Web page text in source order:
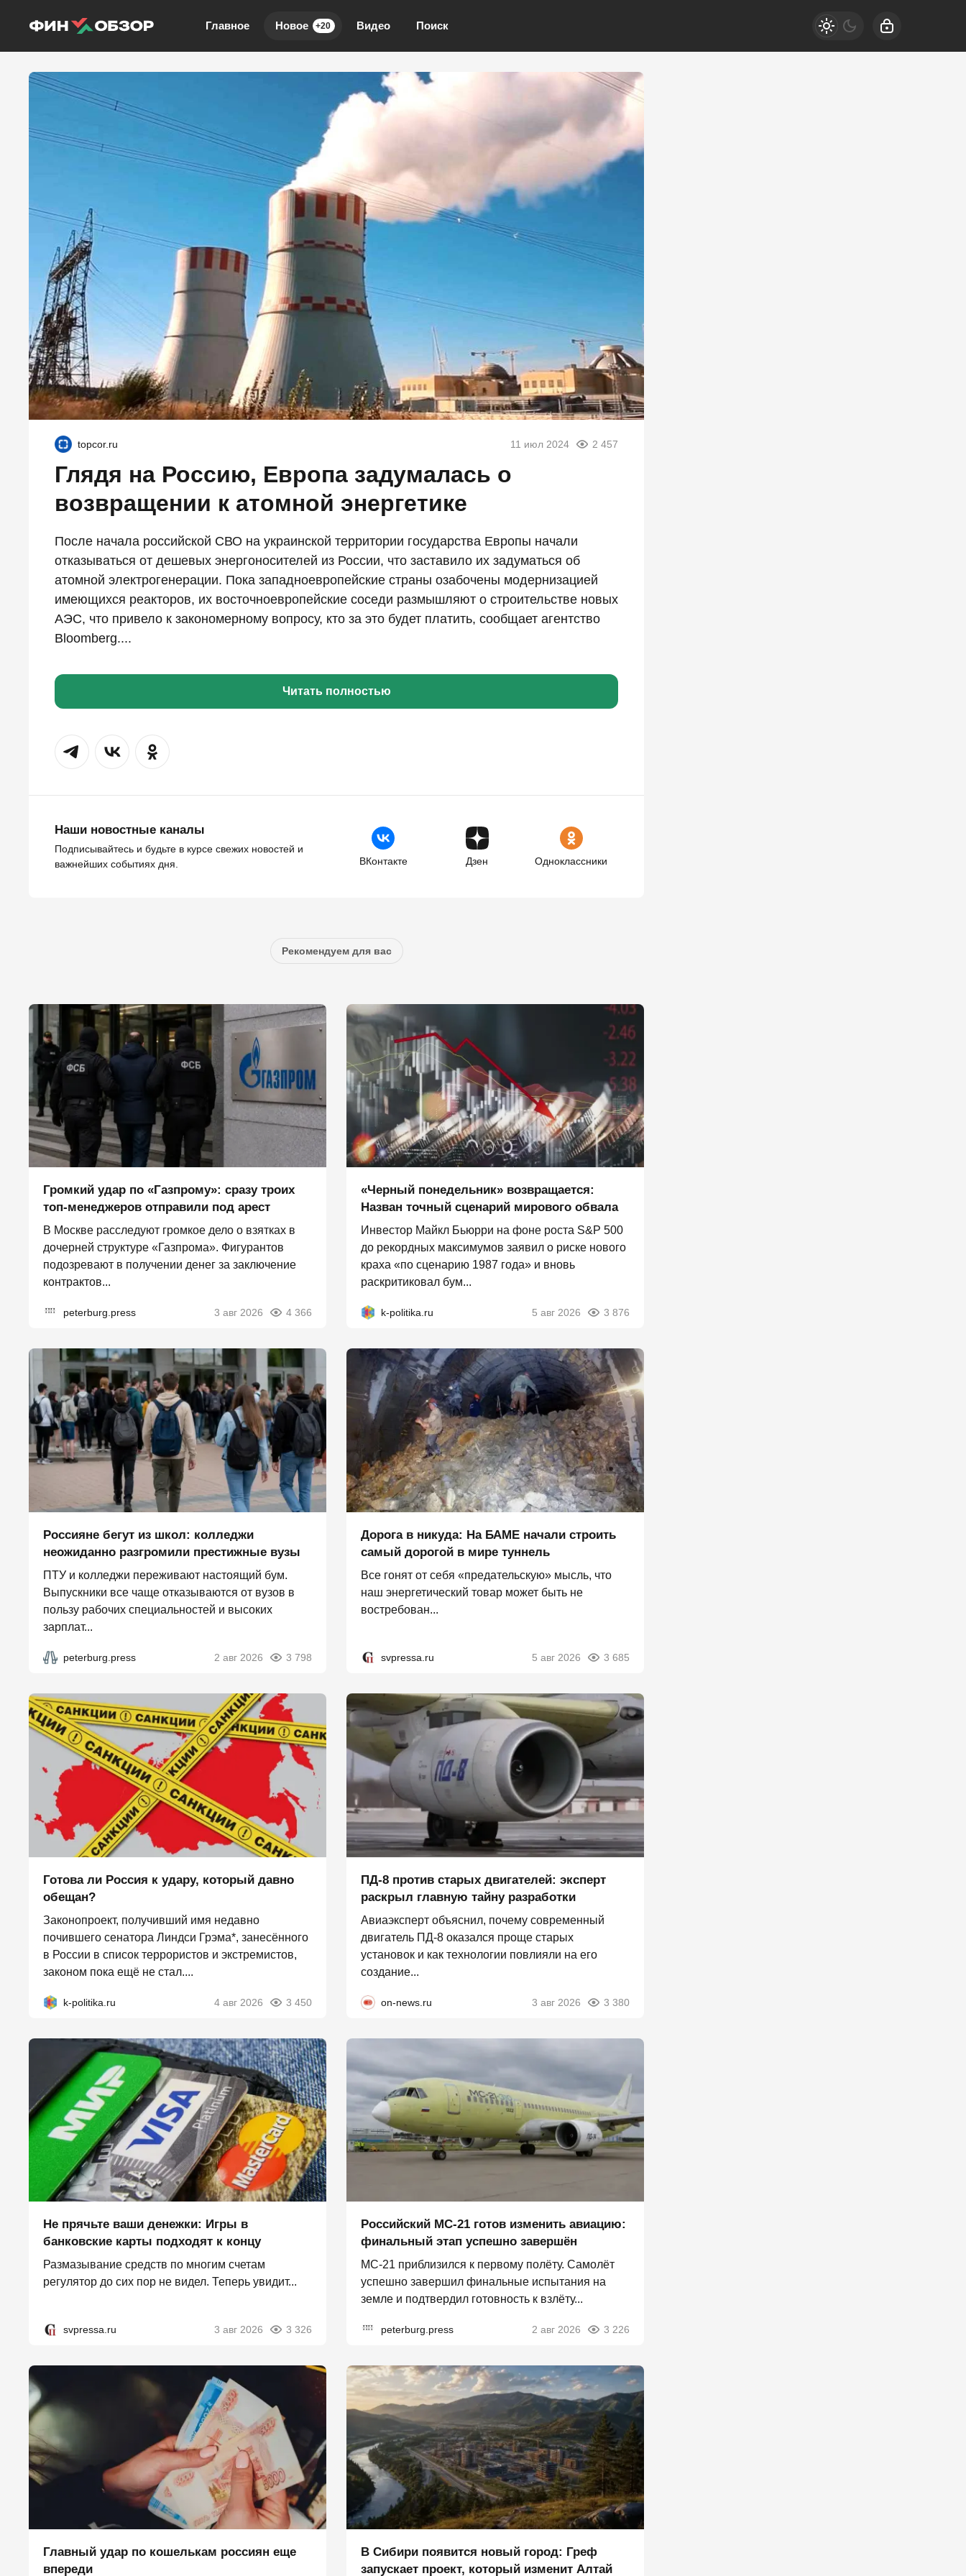
Главное Новое +20 Видео Поиск
topcor.ru 11 июл 2024 2 457
Глядя на Россию, Европа задумалась о
возвращении к атомной энергетике
После начала российской СВО на украинской территории государства Европы начали
отказываться от дешевых энергоносителей из России, что заставило их задуматься об
атомной электрогенерации. Пока западноевропейские страны озабочены модернизацией
имеющихся реакторов, их восточноевропейские соседи размышляют о строительстве новых
АЭС, что привело к закономерному вопросу, кто за это будет платить, сообщает агентство
Bloomberg....
Читать полностью
Наши новостные каналы
Подписывайтесь и будьте в курсе свежих новостей и
важнейших событиях дня.
ВКонтакте Дзен Одноклассники
Рекомендуем для вас
Громкий удар по «Газпрому»: сразу троих
топ-менеджеров отправили под арест
В Москве расследуют громкое дело о взятках в
дочерней структуре «Газпрома». Фигурантов
подозревают в получении денег за заключение
контрактов...
peterburg.press 3 авг 2026 4 366
«Черный понедельник» возвращается:
Назван точный сценарий мирового обвала
Инвестор Майкл Бьюрри на фоне роста S&P 500
до рекордных максимумов заявил о риске нового
краха «по сценарию 1987 года» и вновь
раскритиковал бум...
k-politika.ru 5 авг 2026 3 876
Россияне бегут из школ: колледжи
неожиданно разгромили престижные вузы
ПТУ и колледжи переживают настоящий бум.
Выпускники все чаще отказываются от вузов в
пользу рабочих специальностей и высоких
зарплат...
peterburg.press 2 авг 2026 3 798
Дорога в никуда: На БАМЕ начали строить
самый дорогой в мире туннель
Все гонят от себя «предательскую» мысль, что
наш энергетический товар может быть не
востребован...
svpressa.ru 5 авг 2026 3 685
Готова ли Россия к удару, который давно
обещан?
Законопроект, получивший имя недавно
почившего сенатора Линдси Грэма*, занесённого
в России в список террористов и экстремистов,
законом пока ещё не стал....
k-politika.ru 4 авг 2026 3 450
ПД-8 против старых двигателей: эксперт
раскрыл главную тайну разработки
Авиаэксперт объяснил, почему современный
двигатель ПД-8 оказался проще старых
установок и как технологии повлияли на его
создание...
on-news.ru 3 авг 2026 3 380
Не прячьте ваши денежки: Игры в
банковские карты подходят к концу
Размазывание средств по многим счетам
регулятор до сих пор не видел. Теперь увидит...
svpressa.ru 3 авг 2026 3 326
Российский МС-21 готов изменить авиацию:
финальный этап успешно завершён
МС-21 приблизился к первому полёту. Самолёт
успешно завершил финальные испытания на
земле и подтвердил готовность к взлёту...
peterburg.press 2 авг 2026 3 226
Главный удар по кошелькам россиян еще
впереди
В Сибири появится новый город: Греф
запускает проект, который изменит Алтай